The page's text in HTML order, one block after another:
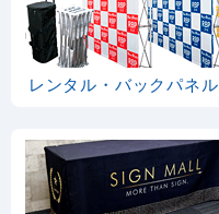
レンタル・バックパネル